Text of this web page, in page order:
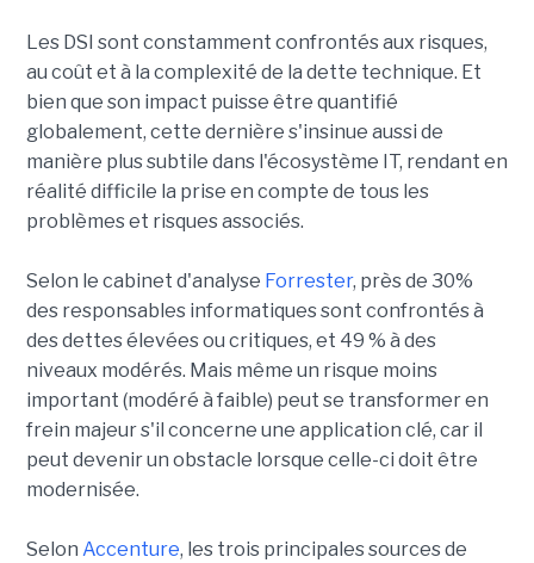
Les DSI sont constamment confrontés aux risques,
au coût et à la complexité de la dette technique. Et
bien que son impact puisse être quantifié
globalement, cette dernière s'insinue aussi de
manière plus subtile dans l'écosystème IT, rendant en
réalité difficile la prise en compte de tous les
problèmes et risques associés.
Selon le cabinet d'analyse Forrester, près de 30%
des responsables informatiques sont confrontés à
des dettes élevées ou critiques, et 49 % à des
niveaux modérés. Mais même un risque moins
important (modéré à faible) peut se transformer en
frein majeur s'il concerne une application clé, car il
peut devenir un obstacle lorsque celle-ci doit être
modernisée.
Selon Accenture, les trois principales sources de